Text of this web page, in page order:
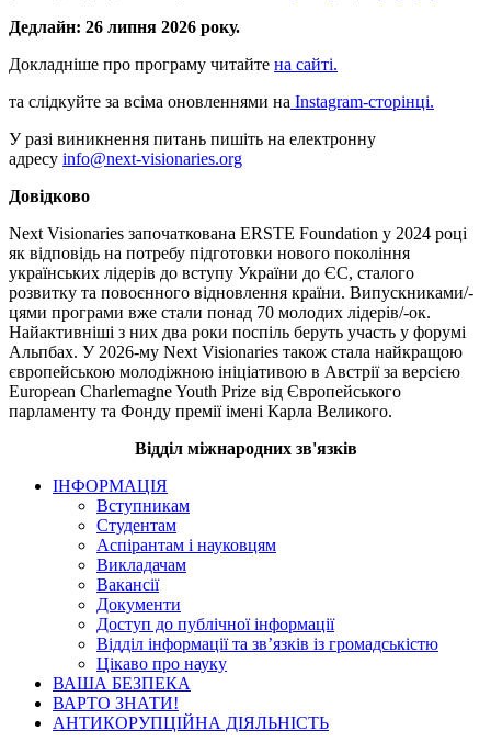
Дедлайн: 26 липня 2026 року.
Докладніше про програму читайте на сайті.
та слідкуйте за всіма оновленнями на Instagram-сторінці.
У разі виникнення питань пишіть на електронну
адресу info@next-visionaries.org
Довідково
Next Visionaries започаткована ERSTE Foundation у 2024 році
як відповідь на потребу підготовки нового покоління
українських лідерів до вступу України до ЄС, сталого
розвитку та повоєнного відновлення країни. Випускниками/-
цями програми вже стали понад 70 молодих лідерів/-ок.
Найактивніші з них два роки поспіль беруть участь у форумі
Альпбах. У 2026-му Next Visionaries також стала найкращою
європейською молодіжною ініціативою в Австрії за версією
European Charlemagne Youth Prize від Європейського
парламенту та Фонду премії імені Карла Великого.
Відділ міжнародних зв'язків
ІНФОРМАЦІЯ
Вступникам
Студентам
Аспірантам і науковцям
Викладачам
Вакансії
Документи
Доступ до публічної інформації
Відділ інформації та зв’язків із громадськістю
Цікаво про науку
ВАША БЕЗПЕКА
ВАРТО ЗНАТИ!
АНТИКОРУПЦІЙНА ДІЯЛЬНІСТЬ